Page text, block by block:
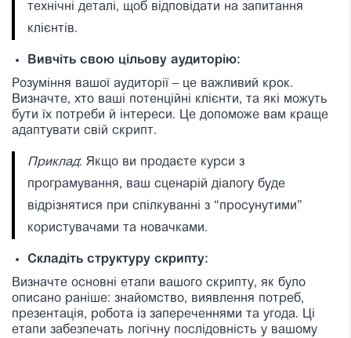
технічні деталі, щоб відповідати на запитання
клієнтів.
Вивчіть свою цільову аудиторію:
Розуміння вашої аудиторії – це важливий крок.
Визначте, хто ваші потенційні клієнти, та які можуть
бути їх потреби й інтереси. Це допоможе вам краще
адаптувати свій скрипт.
Приклад: Якщо ви продаєте курси з
програмування, ваш сценарій діалогу буде
відрізнятися при спілкуванні з “просунутими”
користувачами та новачками.
Складіть структуру скрипту:
Визначте основні етапи вашого скрипту, як було
описано раніше: знайомство, виявлення потреб,
презентація, робота із запереченнями та угода. Ці
етапи забезпечать логічну послідовність у вашому